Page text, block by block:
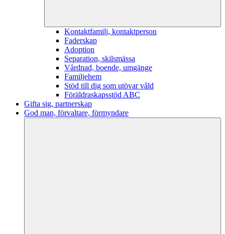
Kontaktfamilj, kontaktperson
Faderskap
Adoption
Separation, skilsmässa
Vårdnad, boende, umgänge
Familjehem
Stöd till dig som utövar våld
Föräldraskapsstöd ABC
Gifta sig, partnerskap
God man, förvaltare, förmyndare